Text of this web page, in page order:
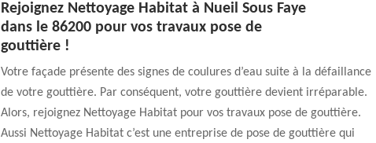
Rejoignez Nettoyage Habitat à Nueil Sous Faye
dans le 86200 pour vos travaux pose de
gouttière !
Votre façade présente des signes de coulures d’eau suite à la défaillance
de votre gouttière. Par conséquent, votre gouttière devient irréparable.
Alors, rejoignez Nettoyage Habitat pour vos travaux pose de gouttière.
Aussi Nettoyage Habitat c’est une entreprise de pose de gouttière qui